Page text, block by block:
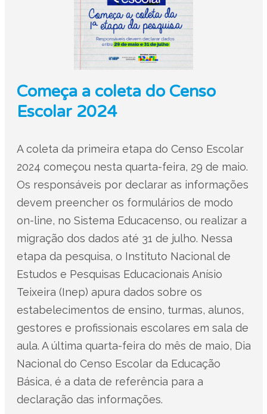
Começa a coleta do Censo
Escolar 2024
A coleta da primeira etapa do Censo Escolar
2024 começou nesta quarta-feira, 29 de maio.
Os responsáveis por declarar as informações
devem preencher os formulários de modo
on-line, no Sistema Educacenso, ou realizar a
migração dos dados até 31 de julho. Nessa
etapa da pesquisa, o Instituto Nacional de
Estudos e Pesquisas Educacionais Anísio
Teixeira (Inep) apura dados sobre os
estabelecimentos de ensino, turmas, alunos,
gestores e profissionais escolares em sala de
aula. A última quarta-feira do mês de maio, Dia
Nacional do Censo Escolar da Educação
Básica, é a data de referência para a
declaração das informações.